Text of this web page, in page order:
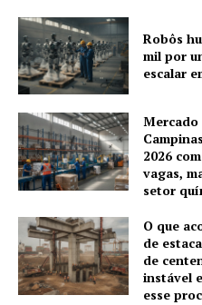
Robôs
mil por
escalar
2026
vagas,
setor
O que
de
de
instável
esse